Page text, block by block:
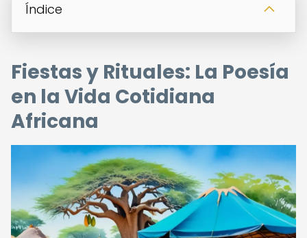
Índice
Fiestas y Rituales: La Poesía
en la Vida Cotidiana
Africana